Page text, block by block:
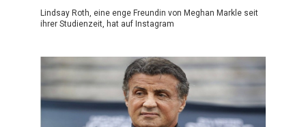
Lindsay Roth, eine enge Freundin von Meghan Markle seit
ihrer Studienzeit, hat auf Instagram